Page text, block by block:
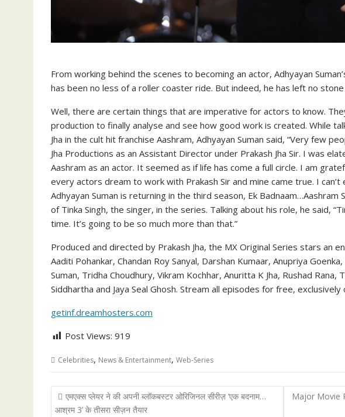
From working behind the scenes to becoming an actor, Adhyayan
has been no less of a roller coaster ride. But indeed, he has left no
Well, there are certain things that are imperative for actors to know.
production to finally analyse and see how good work is created. While
Jha in the cult hit franchise Aashram, Adhyayan Suman said, “Very few
Jha Productions as an Assistant Director under Prakash Jha Sir. I was
Aashram as an actor. It seemed as if life has come a full circle. I am
every actors dream to work with Prakash Sir and mine came true. I
Adhyayan Suman is returning in the third season, Ek
of Tinka Singh, the singer, in the series. Talking about his role, he said,
time. It’s going to be so much more than that.”
Produced and directed by Prakash Jha, the MX Original Series stars an
Aaditi Pohankar, Chandan Roy Sanyal, Darshan Kumaar, Anupriya
Suman, Tridha Choudhury, Vikram Kochhar, Anuritta K Jha, Rushad
Siddhartha and Jaya Seal Ghosh. Stream all episodes for free,
getinf.dreamhosters.com
Post Views: 919
Celebrities, News & Entertainment, Web-Series
Post
navigation
एमएक्स प्लेयर ने की अपनी ब्लॉकबस्टर ओरिजिनल सीरीज़ ‘एक बदनाम…
आश्रम 3’ के तीसरा सीज़न तैयार
Major Movie